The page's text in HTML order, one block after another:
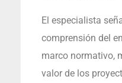
El especialista
comprensión del
marco normativo,
valor de los